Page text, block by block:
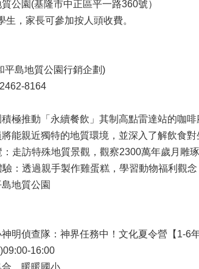
公園(基隆市中正區平一路360號）
生，家長可參加按人頭收費。
平島地質公園行銷企劃)
8164
極推動「永續餐飲」其制高點雷達站的咖
能親近獨特的地質環境，並深入了解飲食對
走訪特殊地質景觀，觀察2300萬年歲月雕
：透過親手製作雞蛋糕，學習動物福利觀
地質公園
明偵查隊：神界任務中！文化夏令營【1-6年
16:00
、暖暖國小